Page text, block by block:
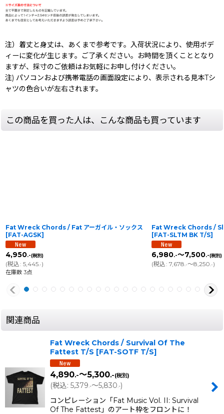
注）着丈と身丈は、あくまで参考です。入荷状況により、使用ボデ
ィーに変化が生じます。ご了承ください。お時間を頂くこととなり
ますが、採寸のご依頼はお気軽にお申し付けください。
注) パソコンおよび携帯電話の画面設定により、表示される見本Tシ
ャツの色合いが左右されます。
この商品を買った人は、こんな商品も買っています
Fat Wreck Chords / Fat アーガイル・ソックス
[FAT-AGSK]
4,950.-(税別)
(税込: 5,445.-)
在庫数 3点
Fat Wreck Chords /
[FAT-SLTM BK T/S]
6,980.-～7,500.-(税別)
(税込: 7,678 .-～8,250 .-)
関連商品
Fat Wreck Chords / Survival Of The
Fattest T/S [FAT-SOTF T/S]
4,890.-～5,300.-(税別)
(税込: 5,379.-～5,830.-)
コンピレーション「Fat Music Vol. II: Survival
Of The Fattest」のアート枠をフロントに！